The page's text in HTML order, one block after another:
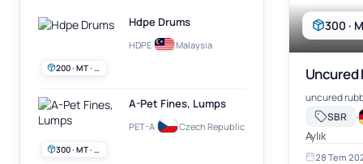
200 · MT · Aylık
Hdpe Drums
HDPE· Malaysia
300 · MT · Aylık
A-Pet Fines, Lumps
PET-A· Czech Republic
300 ·
Uncured
SBR
·
Aylık
28 Tem